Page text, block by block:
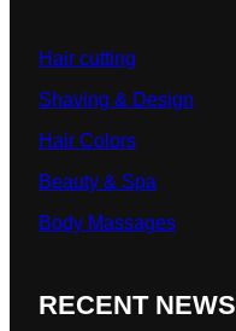
Hair cutting
Shaving & Design
Hair Colors
Beauty & Spa
Body Massages
RECENT NEWS